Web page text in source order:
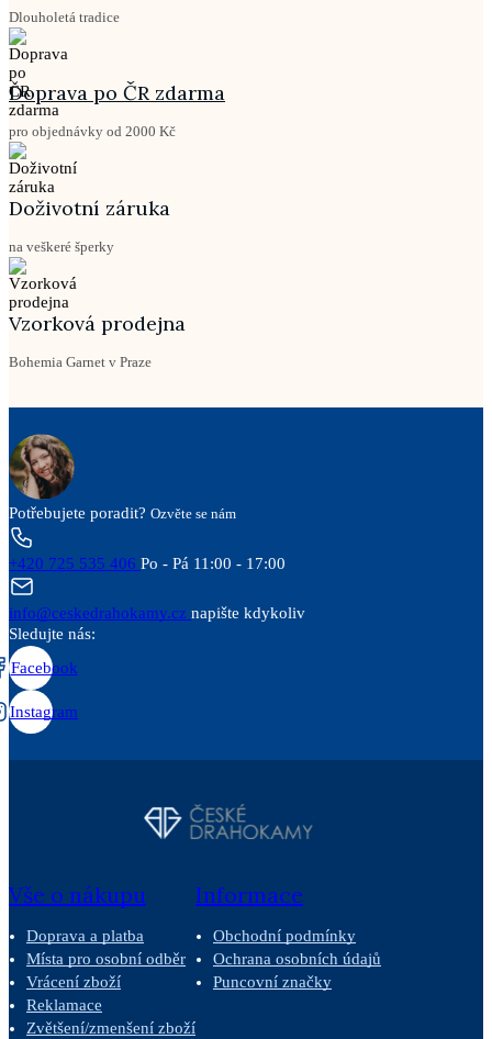
Dlouholetá tradice
Doprava po ČR zdarma
pro objednávky od 2000 Kč
Doživotní záruka
na veškeré šperky
Vzorková prodejna
Bohemia Garnet v Praze
Potřebujete poradit? Ozvěte se nám
+420 725 535 406 Po - Pá 11:00 - 17:00
info@ceskedrahokamy.cz napište kdykoliv
Sledujte nás:
Facebook
Instagram
Vše o nákupu
Doprava a platba
Místa pro osobní odběr
Vrácení zboží
Reklamace
Zvětšení/zmenšení zboží
Informace
Obchodní podmínky
Ochrana osobních údajů
Puncovní značky